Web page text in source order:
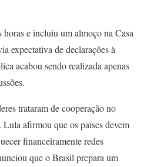
e incluiu um almoço na Casa
expectativa de declarações à
acabou sendo realizada apenas
trataram de cooperação no
afirmou que os países devem
financeiramente redes
que o Brasil prepara um